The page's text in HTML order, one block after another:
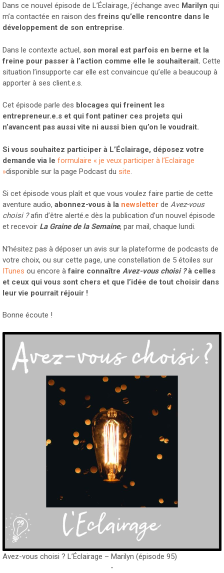
Dans ce nouvel épisode de L’Éclairage, j’échange avec Marilyn qui
m’a contactée en raison des freins qu’elle rencontre dans le
développement de son entreprise.
Dans le contexte actuel, son moral est parfois en berne et la
freine pour passer à l’action comme elle le souhaiterait. Cette
situation l’insupporte car elle est convaincue qu’elle a beaucoup à
apporter à ses client.e.s.
Cet épisode parle des blocages qui freinent les
entrepreneur.e.s et qui font patiner ces projets qui
n’avancent pas aussi vite ni aussi bien qu’on le voudrait.
Si vous souhaitez participer à L’Éclairage, déposez votre
demande via le formulaire « je veux participer à l’Eclairage
»disponible sur la page Podcast du site.
Si cet épisode vous plaît et que vous voulez faire partie de cette
aventure audio, abonnez-vous à la newsletter de Avez-vous
choisi ?afin d’être alerté.e dès la publication d’un nouvel épisode
et recevoir La Graine de la Semaine, par mail, chaque lundi.
N’hésitez pas à déposer un avis sur la plateforme de podcasts de
votre choix, ou sur cette page, une constellation de 5 étoiles sur
ITunes ou encore àfaire connaître Avez-vous choisi ?à celles
et ceux qui vous sont chers et que l’idée de tout choisir dans
leur vie pourrait réjouir !
Bonne écoute !
Avez-vous choisi ? L’Éclairage – Marilyn (épisode 95)
-